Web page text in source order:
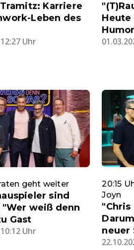
Karriere
Leben des
Uhr
geht weiter
sind
weiß denn
Gast
Uhr
20:15
Joyn
"Chris
neuer